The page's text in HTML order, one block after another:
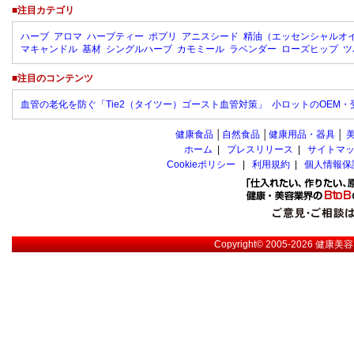
■注目カテゴリ
ハーブ アロマ ハーブティー ポプリ アニスシード 精油（エッセンシャルオ
マキャンドル 基材 シングルハーブ カモミール ラベンダー ローズヒップ
■注目のコンテンツ
血管の老化を防ぐ「Tie2（タイツー）ゴースト血管対策」 小ロットのOEM・
健康食品 自然食品 健康用品・器具
ホーム
プレスリリース
サイトマ
Cookieポリシー
利用規約 個人情報
Copyright© 2005-2026健康美